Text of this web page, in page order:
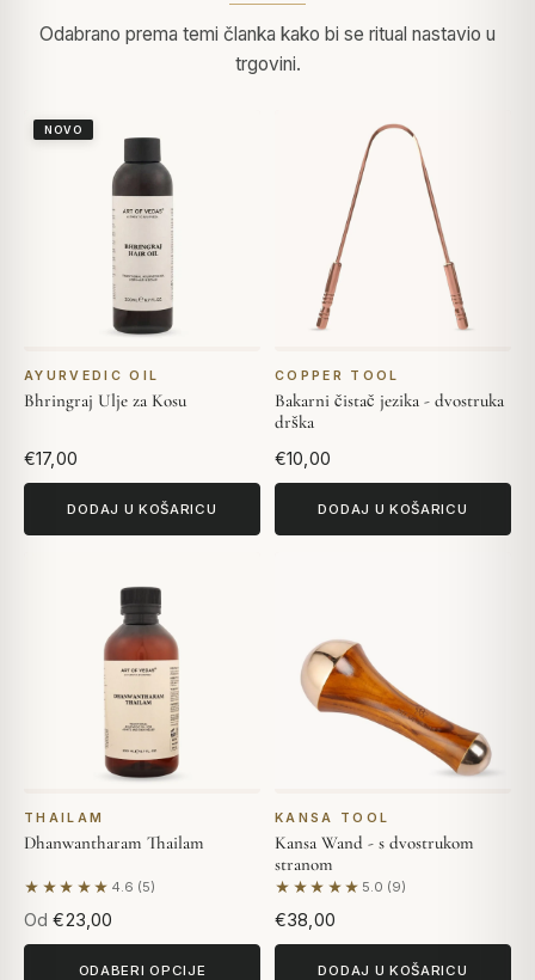
Odabrano prema temi članka kako bi se ritual nastavio u
trgovini.
NOVO
AYURVEDIC OIL
Bhringraj Ulje za Kosu
€17,00
DODAJ U KOŠARICU
COPPER TOOL
Bakarni čistač jezika - dvostruka
drška
€10,00
DODAJ U KOŠARICU
THAILAM
Dhanwantharam Thailam
★★★★★ 4.6 (5)
Na temelju 5 recenzija
Od €23,00
ODABERI OPCIJE
KANSA TOOL
Kansa Wand - s dvostrukom
stranom
★★★★★ 5.0 (9)
Na temelju 9 recenzija
€38,00
DODAJ U KOŠARICU